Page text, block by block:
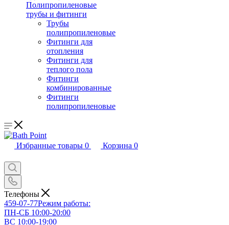
Полипропиленовые
трубы и фитинги
Трубы
полипропиленовые
Фитинги для
отопления
Фитинги для
теплого пола
Фитинги
комбинированные
Фитинги
полипропиленовые
Избранные товары 0 Корзина 0
Телефоны
459-07-77Режим работы:
ПН-СБ 10:00-20:00
ВС 10:00-19:00